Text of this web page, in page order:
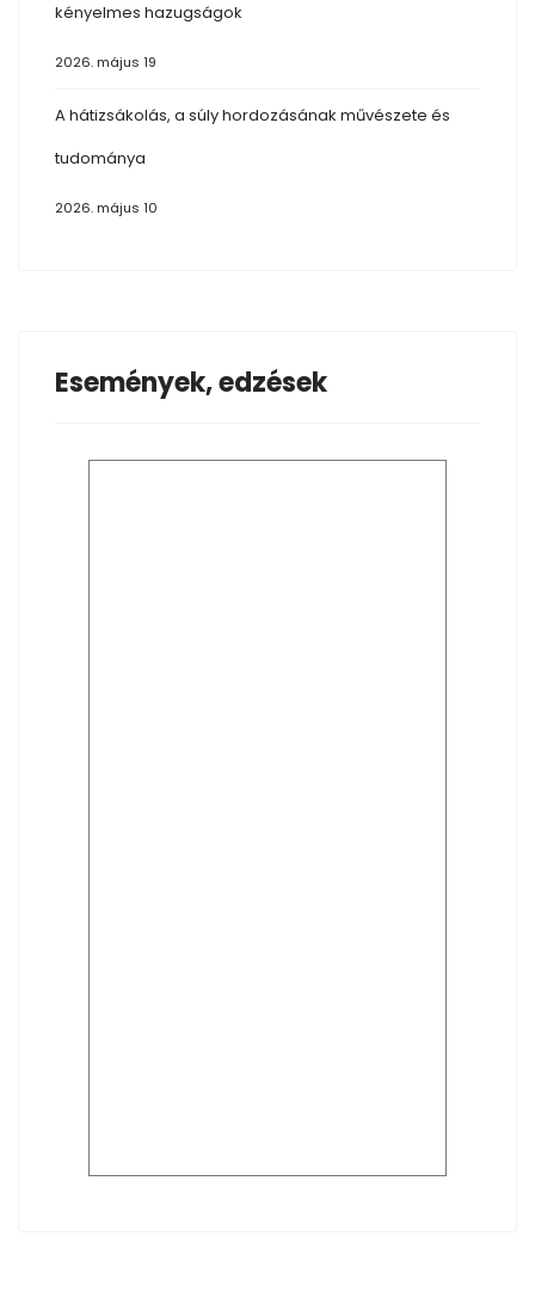
kényelmes hazugságok
2026. május 19
A hátizsákolás, a súly hordozásának művészete és
tudománya
2026. május 10
Események, edzések